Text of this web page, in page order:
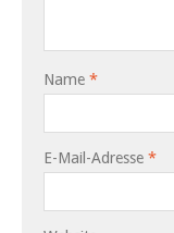
Name *
E-Mail-Adresse *